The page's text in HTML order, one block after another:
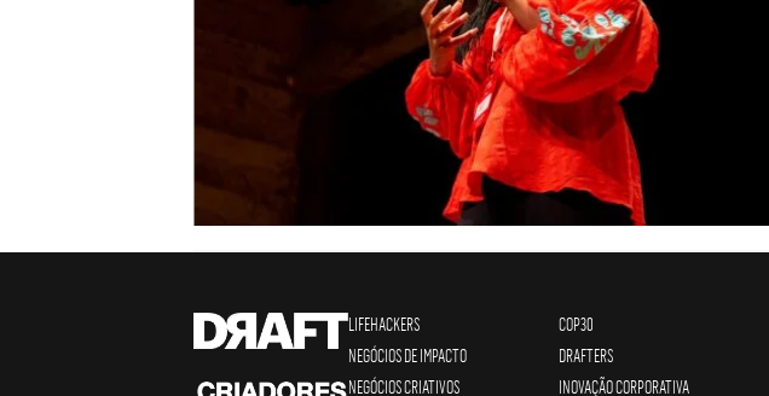
LIFEHACKERS
NEGÓCIOS DE IMPACTO
NEGÓCIOS CRIATIVOS
COP30
DRAFTERS
INOVAÇÃO CORPORATIVA